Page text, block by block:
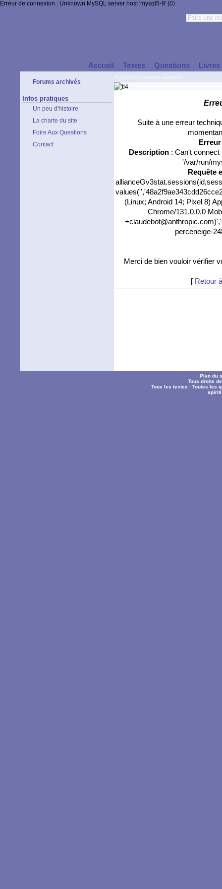
Erreur de connexion : Unknown MySQL server host 'mysql5-9' (0)
Accueil Textes Questions Livres
Forums archivés
Infos pratiques
Un peu d'histoire
La charte du site
Foire Aux Questions
Contact
Suite à une erreur
Description: Can't connect
'/var/run/
Requête
(Linux; Android 14; Pixel 8)
Chrome/131.0.0.0
perceneige-
Merci de bien vouloir vérifier
[ Retour
Plan du
Tous droits
Tous les textes ·Toutes les